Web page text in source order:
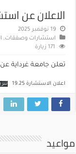
الاعلان عن
19 نوفمبر 2025
استشارات وصفقات,
171 زيارة
تعلن جامعة غرداية
اعلان الاستشارة 19.25
مواعيد